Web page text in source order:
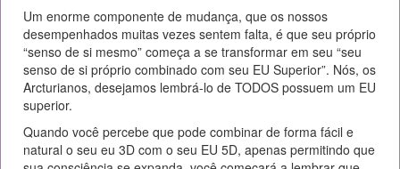
Um enorme componente de mudança, que os nossos
desempenhados muitas vezes sentem falta, é que seu próprio
“senso de si mesmo” começa a se transformar em seu “seu
senso de si próprio combinado com seu EU Superior”. Nós, os
Arcturianos, desejamos lembrá-lo de TODOS possuem um EU
superior.
Quando você percebe que pode combinar de forma fácil e
natural o seu eu 3D com o seu EU 5D, apenas permitindo que